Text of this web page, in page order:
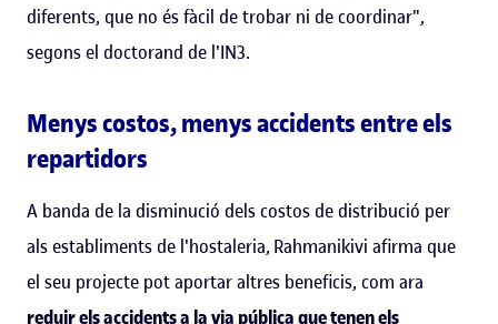
diferents, que no és fàcil de trobar ni de coordinar",
segons el doctorand de l'IN3.
Menys costos, menys accidents entre els
repartidors
A banda de la disminució dels costos de distribució per
als establiments de l'hostaleria, Rahmanikivi afirma que
el seu projecte pot aportar altres beneficis, com ara
reduir els accidents a la via pública que tenen els